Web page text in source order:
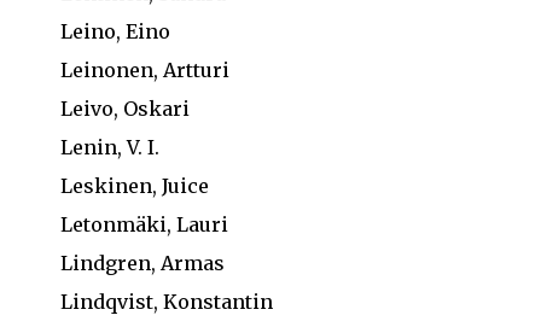
Leino, Eino
Leinonen, Artturi
Leivo, Oskari
Lenin, V. I.
Leskinen, Juice
Letonmäki, Lauri
Lindgren, Armas
Lindqvist, Konstantin